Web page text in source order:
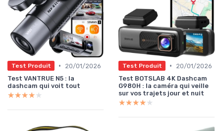
Test Produit •
20/01/2026
Test VANTRUE N5 : la
dashcam qui voit tout
★★★★★
★★★★★
Test Produit •
20/01/2026
Test BOTSLAB 4K Dashcam
G980H : la caméra qui veille
sur vos trajets jour et nuit
★★★★★
★★★★★